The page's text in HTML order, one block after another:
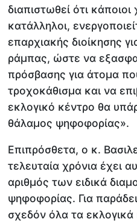
διαπιστωθεί ότι κάποιοι
κατάλληλοι,
επαρχιακής διοίκησης
ράμπας, ώστε να
πρόσβασης για άτομα
τροχοκάθισμα και να
εκλογικό κέντρο θα
θάλαμος ψηφοφορίας».
Επιπρόσθετα, ο κ.
τελευταία χρόνια έχει
αριθμός των ειδικά
ψηφοφορίας. Για
σχεδόν όλα τα εκλογικά